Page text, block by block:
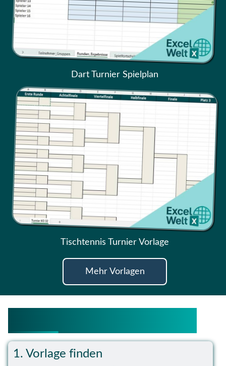
Dart Turnier Spielplan
Tischtennis Turnier Vorlage
Mehr Vorlagen
1. Vorlage finden